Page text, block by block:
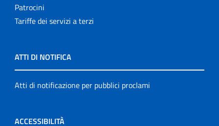
Patrocini
Tariffe dei servizi a terzi
ATTI DI NOTIFICA
Atti di notificazione per pubblici proclami
ACCESSIBILITÀ